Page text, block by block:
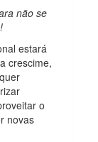
não se
estará
crescime,
o
novas